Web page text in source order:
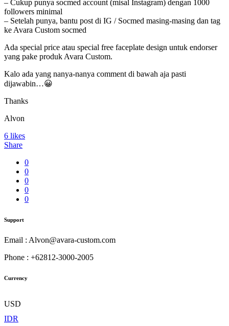
– Cukup punya socmed account (misal Instagram) dengan 1000
followers minimal
– Setelah punya, bantu post di IG / Socmed masing-masing dan tag
ke Avara Custom socmed
Ada special price atau special free faceplate design untuk endorser
yang pake produk Avara Custom.
Kalo ada yang nanya-nanya comment di bawah aja pasti
dijawabin…😀
Thanks
Alvon
6 likes
Share
0
0
0
0
0
Support
Email : Alvon@avara-custom.com
Phone : +62812-3000-2005
Currency
USD
IDR